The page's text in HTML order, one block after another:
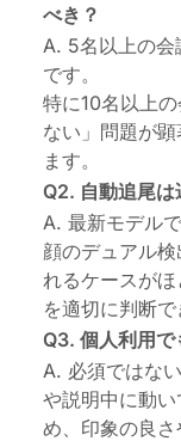
べき？
A. 5名以上の会
です。
特に10名以上
ない」問題が
ます。
Q2. 自動追尾は
A. 最新モデル
顔のデュアル
れるケースが
を適切に判断で
Q3. 個人利用で
A. 必須ではな
や説明中に動
め、印象の良さ